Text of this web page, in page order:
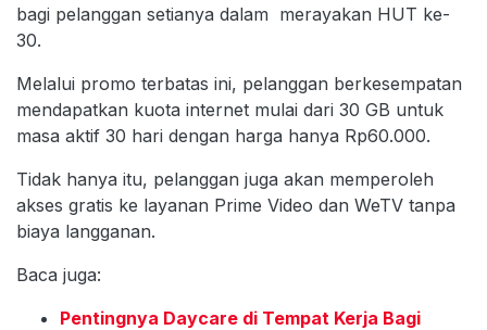
bagi pelanggan setianya dalam merayakan HUT ke-
30.
Melalui promo terbatas ini, pelanggan berkesempatan
mendapatkan kuota internet mulai dari 30 GB untuk
masa aktif 30 hari dengan harga hanya Rp60.000.
Tidak hanya itu, pelanggan juga akan memperoleh
akses gratis ke layanan Prime Video dan WeTV tanpa
biaya langganan.
Baca juga:
Pentingnya Daycare di Tempat Kerja Bagi